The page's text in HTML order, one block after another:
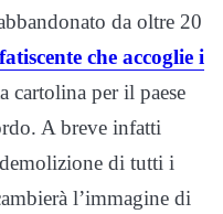
da oltre 20
che accoglie i
cartolina per il paese
A breve infatti
di tutti i
l’immagine di